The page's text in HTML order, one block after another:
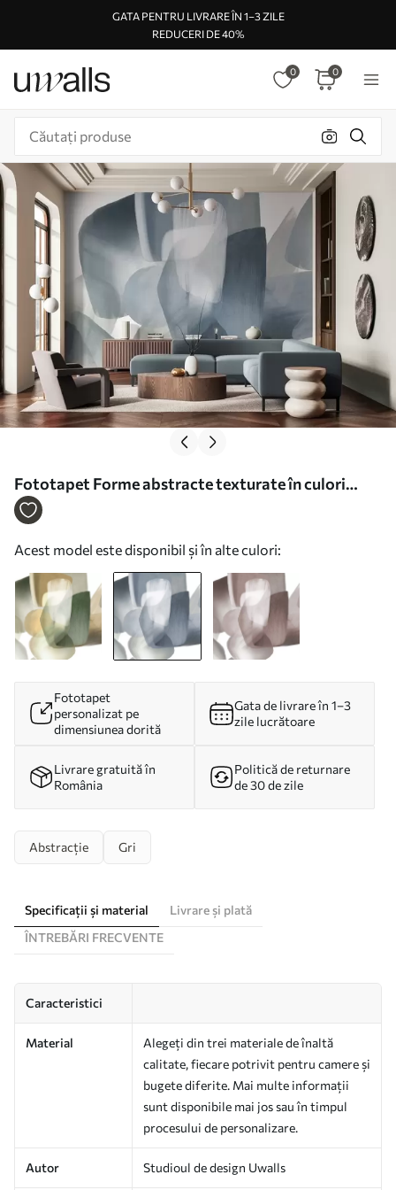
GATA PENTRU LIVRARE ÎN 1–3 ZILE
REDUCERI DE 40%
0 0
Fototapet Forme abstracte texturate în culori
discrete de albastru și gri, cu margini moi și straturi
Acest model este disponibil și în alte culori:
Fototapet
personalizat pe
dimensiunea dorită
Gata de livrare în 1–3
zile lucrătoare
Livrare gratuită în
România
Politică de returnare
de 30 de zile
Abstracție Gri
Specificații și material
Livrare și plată
ÎNTREBĂRI FRECVENTE
Caracteristici
Material
Alegeți din trei materiale de înaltă
calitate, fiecare potrivit pentru camere și
bugete diferite. Mai multe informații
sunt disponibile mai jos sau în timpul
procesului de personalizare.
Autor Studioul de design Uwalls